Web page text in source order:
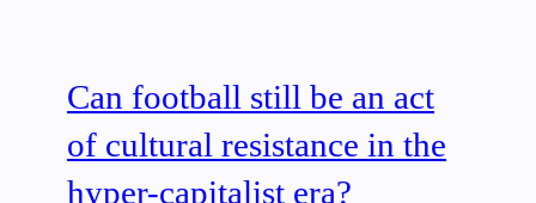
Can football still be an act
of cultural resistance in the
hyper-capitalist era?